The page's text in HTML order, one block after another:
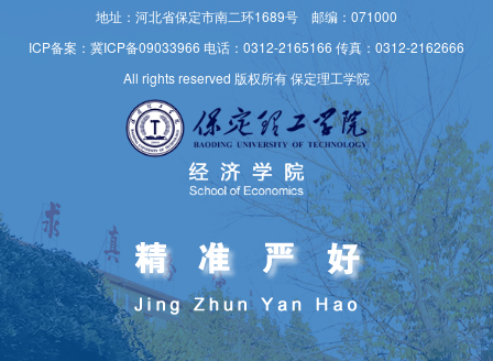
地址：河北省保定市南二环1689号 邮编：071000
ICP备案：冀ICP备09033966 电话：0312-2165166 传真：0312-2162666
All rights reserved 版权所有 保定理工学院